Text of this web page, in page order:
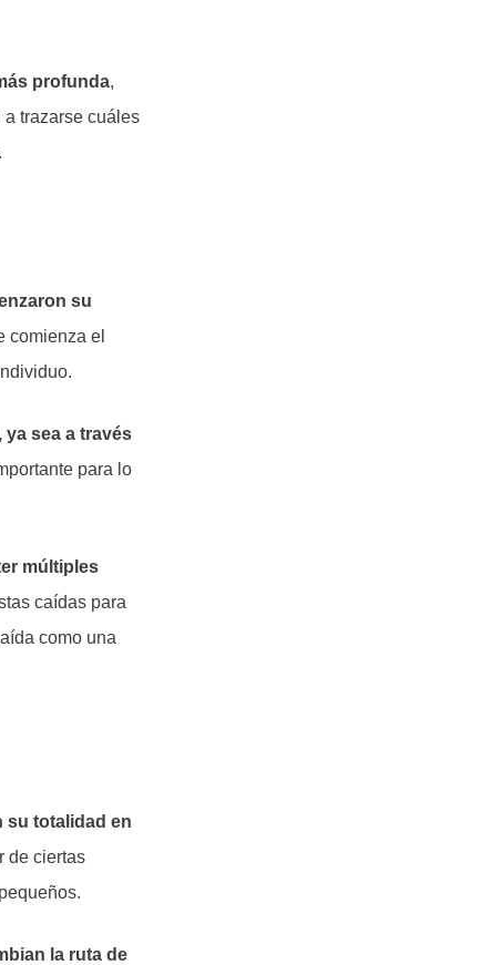
profunda,
trazarse cuáles
su
comienza el
sea a través
para lo
múltiples
caídas para
como una
su totalidad en
de ciertas
la ruta de